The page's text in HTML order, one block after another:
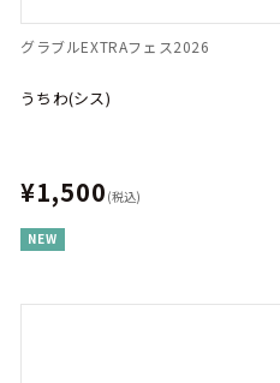
グラブルEXTRAフェス2026
うちわ(シス)
¥1,500 (税込)
NEW